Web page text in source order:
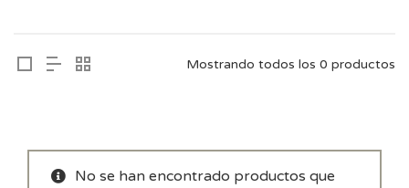
Mostrando todos los 0 productos
No se han encontrado productos que